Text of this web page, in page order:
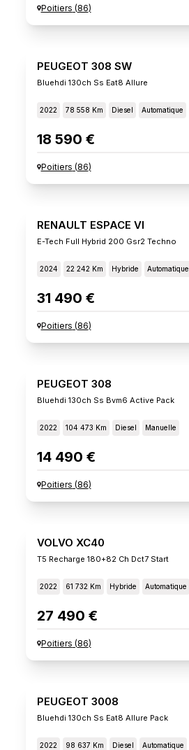
Poitiers (86)
PEUGEOT 308 SW
Bluehdi 130ch Ss Eat8 Allure
2022 78 558 Km Diesel Automatique
18 590 €
Poitiers (86)
RENAULT ESPACE VI
E-Tech Full Hybrid 200 Gsr2 Techno
2024 22 242 Km Hybride Automatique
31 490 €
Poitiers (86)
PEUGEOT 308
Bluehdi 130ch Ss Bvm6 Active Pack
2022 104 473 Km Diesel Manuelle
14 490 €
Poitiers (86)
VOLVO XC40
T5 Recharge 180+82 Ch Dct7 Start
2022 61 732 Km Hybride Automatique
27 490 €
Poitiers (86)
PEUGEOT 3008
Bluehdi 130ch Ss Eat8 Allure Pack
2022 98 637 Km Diesel Automatique